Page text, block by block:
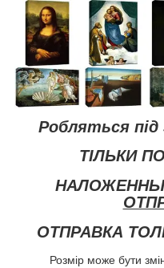
Робляться під
ТІЛЬКИ
ОТПРАВКА
Розмір може бути